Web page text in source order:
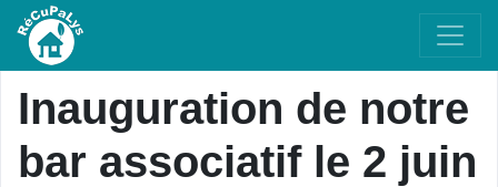
Inauguration de notre
bar associatif le 2 juin